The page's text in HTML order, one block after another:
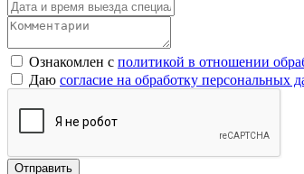
Ознакомлен с политикой в отношении
Даю согласие на обработку персональных